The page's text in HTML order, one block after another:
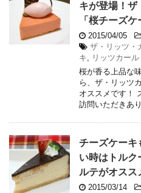
キが登場！ザ
「桜チーズケ
2015/04/05
ザ・リッツ・
キ, リッツカール
桜が香る上品な
ら、ザ・リッツ
オススメです！
訪問いただきあ
チーズケーキ
い時はトルク
ルテがオスス
2015/03/14